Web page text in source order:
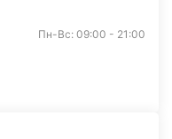
Пн-Вс: 09:00 - 21:00